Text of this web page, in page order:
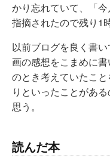
かり忘れていて、「
指摘されたので残り1
以前ブログを良く書
画の感想をこまめに
のとき考えていたこ
りといったことがあ
思う。
読んだ本